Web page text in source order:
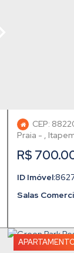
Salas
R$
CEP:
Praia
,